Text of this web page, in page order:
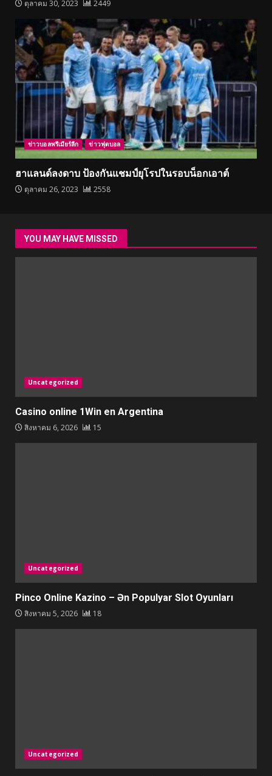
ตุลาคม 30, 2023 2449
ข่าวบอลพรีเมียร์ลีก ข่าวฟุตบอล
ฮาแลนด์ลงดาบ ป้องกันแชมป์ยุโรปในรอบน็อกเอาต์
ตุลาคม 26, 2023 2558
YOU MAY HAVE MISSED
Uncategorized
Casino online 1Win en Argentina
สิงหาคม 6, 2026 15
Uncategorized
Pinco Online Kazino – Ən Populyar Slot Oyunları
สิงหาคม 5, 2026 18
Uncategorized